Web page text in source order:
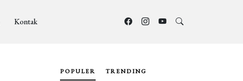
Kontak
POPULER TRENDING